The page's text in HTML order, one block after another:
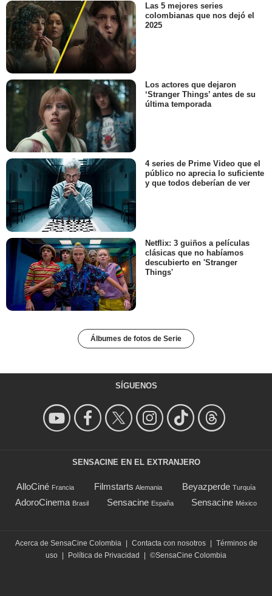
Las 5 mejores series
colombianas que nos dejó el
2025
Los actores que dejaron
‘Stranger Things’ antes de su
última temporada
4 series de Prime Video que el
público no aprecia lo suficiente
y que todos deberían de ver
Netflix: 3 guiños a películas
clásicas que no habíamos
descubierto en 'Stranger
Things'
Álbumes de fotos de Serie
SÍGUENOS
SENSACINE EN EL EXTRANJERO
AlloCiné Francia Filmstarts Alemania Beyazperde Turquía
AdoroCinema Brasil Sensacine España Sensacine México
Acerca de SensaCine Colombia Contacta con nosotros
Términos de
uso
Política de Privacidad ©SensaCine Colombia